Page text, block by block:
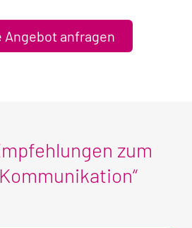
Angebot anfragen
zum